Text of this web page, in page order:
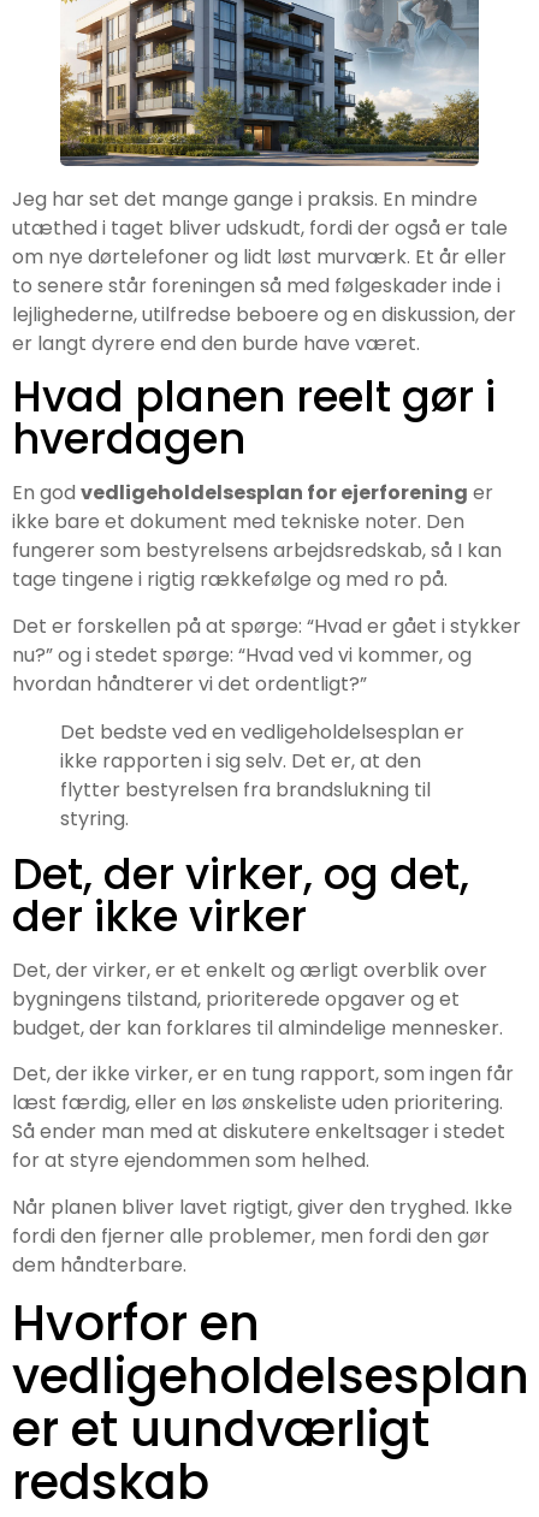
Jeg har set det mange gange i praksis. En mindre
utæthed i taget bliver udskudt, fordi der også er tale
om nye dørtelefoner og lidt løst murværk. Et år eller
to senere står foreningen så med følgeskader inde i
lejlighederne, utilfredse beboere og en diskussion, der
er langt dyrere end den burde have været.
Hvad planen reelt gør i
hverdagen
En god vedligeholdelsesplan for ejerforening er
ikke bare et dokument med tekniske noter. Den
fungerer som bestyrelsens arbejdsredskab, så I kan
tage tingene i rigtig rækkefølge og med ro på.
Det er forskellen på at spørge: “Hvad er gået i stykker
nu?” og i stedet spørge: “Hvad ved vi kommer, og
hvordan håndterer vi det ordentligt?”
Det bedste ved en vedligeholdelsesplan er
ikke rapporten i sig selv. Det er, at den
flytter bestyrelsen fra brandslukning til
styring.
Det, der virker, og det,
der ikke virker
Det, der virker, er et enkelt og ærligt overblik over
bygningens tilstand, prioriterede opgaver og et
budget, der kan forklares til almindelige mennesker.
Det, der ikke virker, er en tung rapport, som ingen får
læst færdig, eller en løs ønskeliste uden prioritering.
Så ender man med at diskutere enkeltsager i stedet
for at styre ejendommen som helhed.
Når planen bliver lavet rigtigt, giver den tryghed. Ikke
fordi den fjerner alle problemer, men fordi den gør
dem håndterbare.
Hvorfor en
vedligeholdelsesplan
er et uundværligt
redskab